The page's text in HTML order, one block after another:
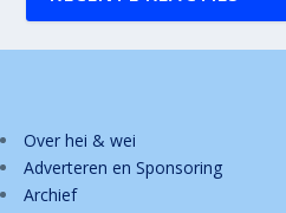
Over hei & wei
Adverteren en Sponsoring
Archief